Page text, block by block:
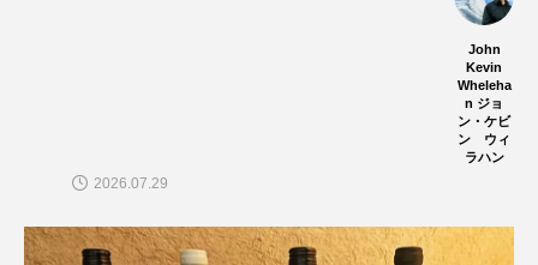
John
Kevin
Wheleha
n ジョ
ン・ケビ
ン ウィ
ラハン
2026.07.29